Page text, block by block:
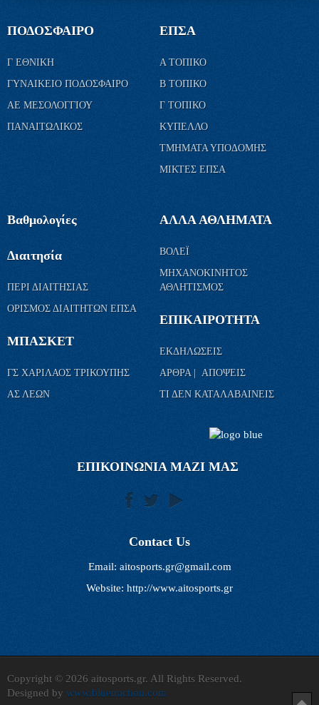
ΠΟΔΟΣΦΑΙΡΟ
Γ ΕΘΝΙΚΗ
ΓΥΝΑΙΚΕΙΟ ΠΟΔΟΣΦΑΙΡΟ
ΑΕ ΜΕΣΟΛΟΓΓΙΟΥ
ΠΑΝΑΙΤΩΛΙΚΟΣ
ΕΠΣΑ
Α ΤΟΠΙΚΟ
Β ΤΟΠΙΚΟ
Γ ΤΟΠΙΚΟ
ΚΥΠΕΛΛΟ
ΤΜΗΜΑΤΑ ΥΠΟΔΟΜΗΣ
ΜΙΚΤΕΣ ΕΠΣΑ
Βαθμολογίες
Διαιτησία
ΠΕΡΙ ΔΙΑΙΤΗΣΙΑΣ
ΟΡΙΣΜΟΣ ΔΙΑΙΤΗΤΩΝ ΕΠΣΑ
ΜΠΑΣΚΕΤ
ΓΣ ΧΑΡΙΛΑΟΣ ΤΡΙΚΟΥΠΗΣ
ΑΣ ΛΕΩΝ
ΑΛΛΑ ΑΘΛΗΜΑΤΑ
ΒΟΛΕΪ
ΜΗΧΑΝΟΚΙΝΗΤΟΣ
ΑΘΛΗΤΙΣΜΟΣ
ΕΠΙΚΑΙΡΟΤΗΤΑ
ΕΚΔΗΛΩΣΕΙΣ
ΑΡΘΡΑ | ΑΠΟΨΕΙΣ
ΤΙ ΔΕΝ ΚΑΤΑΛΑΒΑΙΝΕΙΣ
ΕΠΙΚΟΙΝΩΝΙΑ ΜΑΖΙ ΜΑΣ
Contact Us
Email: aitosports.gr@gmail.com
Website: http://www.aitosports.gr
Copyright © 2026 aitosports.gr. All Rights Reserved.
Designed by www.bluetraction.com